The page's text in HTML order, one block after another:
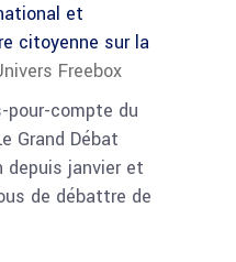
et
citoyenne sur la
Freebox
pour-compte du
Grand Débat
depuis janvier et
de débattre de